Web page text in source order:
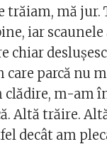
trăiam, mă jur.
iar scaunele
chiar
parcă nu
m-am
Altă trăire.
decât am